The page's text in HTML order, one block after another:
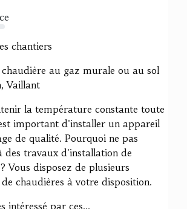
chantiers
au gaz murale ou au sol
Vaillant
la température constante toute
important d'installer un appareil
de qualité. Pourquoi ne pas
des travaux d'installation de
Vous disposez de plusieurs
chaudières à votre disposition.
intéressé par ces...